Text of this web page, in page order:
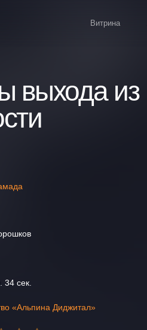
Витрина
выхода из
34 сек.
«Альпина Диджитал»